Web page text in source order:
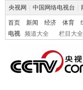
央视网 中国网络电视台
首页 新闻 经济 体育
电视
频道大全 栏目大全